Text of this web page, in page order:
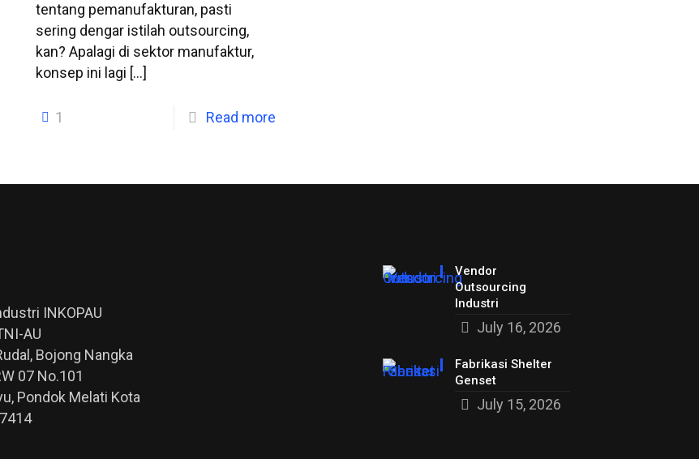
tentang pemanufakturan, pasti
sering dengar istilah outsourcing,
kan? Apalagi di sektor manufaktur,
konsep ini lagi […]
1 Read more
INKOPAU
AU
Bojong Nangka
07 No.101
Pondok Melati Kota
Vendor
Outsourcing
Industri
July 16, 2026
Fabrikasi Shelter
Genset
July 15, 2026